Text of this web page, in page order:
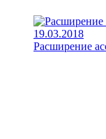
19.03.2018
Расширение